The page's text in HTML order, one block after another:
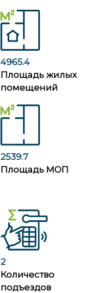
4965.4
Площадь жилых
помещений
2539.7
Площадь МОП
2
Количество
подъездов